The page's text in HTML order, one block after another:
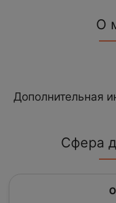
О
Дополнительная
Сфера